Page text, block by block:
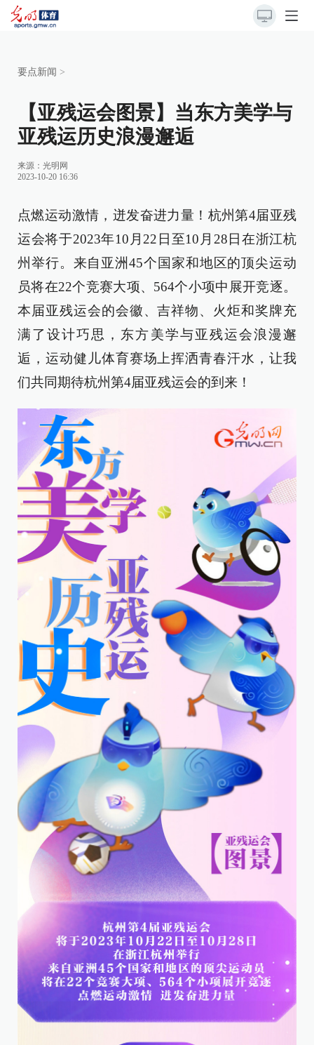
要点新闻 >
【亚残运会图景】当东方美学与
亚残运历史浪漫邂逅
来源： 光明网
2023-10-20 16:36
点燃运动激情，迸发奋进力量！杭州第4届亚残
运会将于2023年10月22日至10月28日在浙江杭
州举行。来自亚洲45个国家和地区的顶尖运动
员将在22个竞赛大项、564个小项中展开竞逐。
本届亚残运会的会徽、吉祥物、火炬和奖牌充
满了设计巧思，东方美学与亚残运会浪漫邂
逅，运动健儿体育赛场上挥洒青春汗水，让我
们共同期待杭州第4届亚残运会的到来！